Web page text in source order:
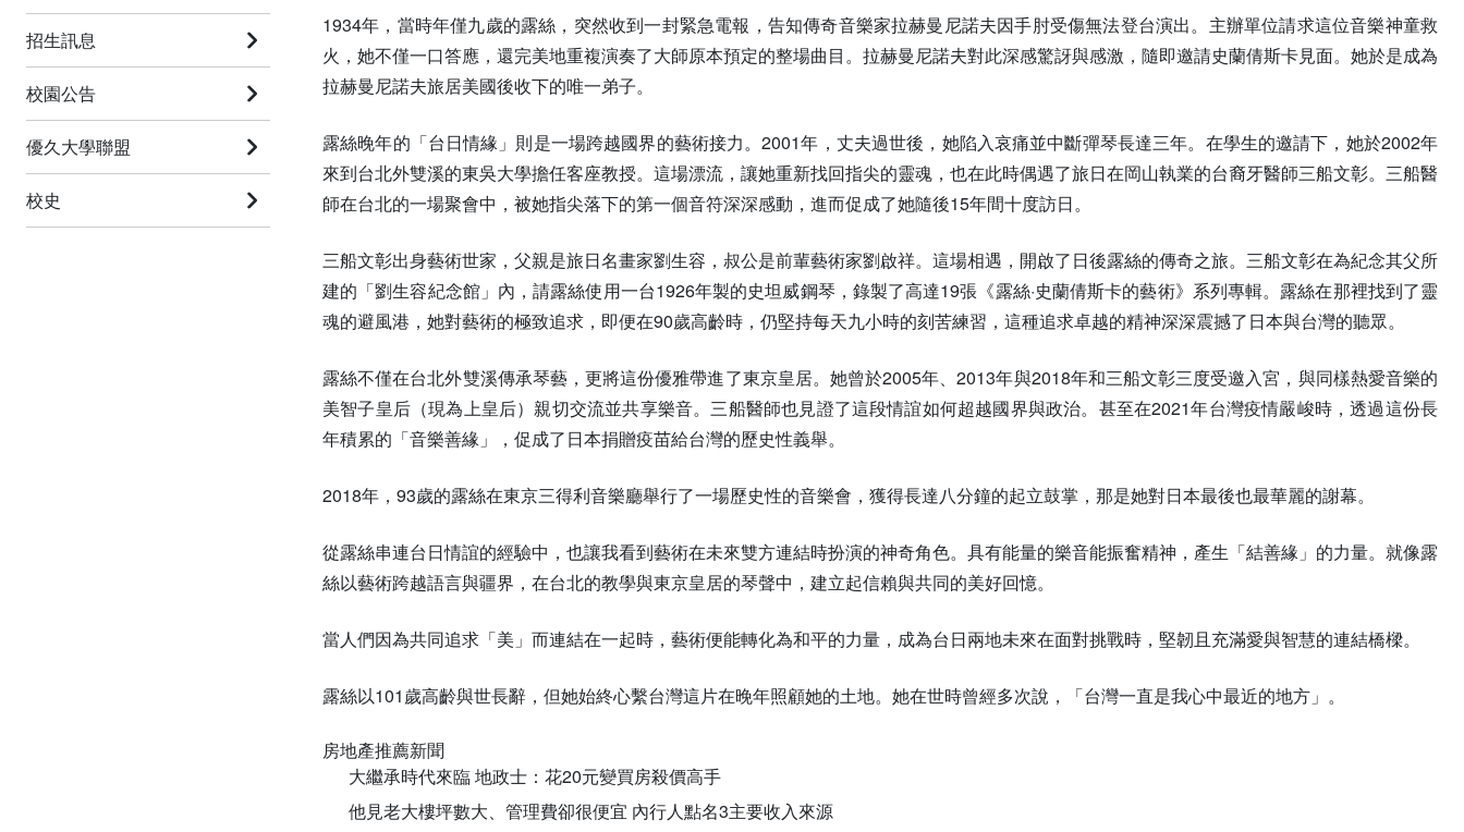
招生訊息
校園公告
優久大學聯盟
校史
1934年，當時年僅九歲的露絲，突然收到一封緊急電報，告知傳奇音樂家拉赫曼尼諾夫因手肘受傷無法登台演出。主辦單位請求這位音樂神童救
火，她不僅一口答應，還完美地重複演奏了大師原本預定的整場曲目。拉赫曼尼諾夫對此深感驚訝與感激，隨即邀請史蘭倩斯卡見面。她於是成為
拉赫曼尼諾夫旅居美國後收下的唯一弟子。
露絲晚年的「台日情緣」則是一場跨越國界的藝術接力。2001年，丈夫過世後，她陷入哀痛並中斷彈琴長達三年。在學生的邀請下，她於2002年
來到台北外雙溪的東吳大學擔任客座教授。這場漂流，讓她重新找回指尖的靈魂，也在此時偶遇了旅日在岡山執業的台裔牙醫師三船文彰。三船醫
師在台北的一場聚會中，被她指尖落下的第一個音符深深感動，進而促成了她隨後15年間十度訪日。
三船文彰出身藝術世家，父親是旅日名畫家劉生容，叔公是前輩藝術家劉啟祥。這場相遇，開啟了日後露絲的傳奇之旅。三船文彰在為紀念其父所
建的「劉生容紀念館」內，請露絲使用一台1926年製的史坦威鋼琴，錄製了高達19張《露絲·史蘭倩斯卡的藝術》系列專輯。露絲在那裡找到了靈
魂的避風港，她對藝術的極致追求，即便在90歲高齡時，仍堅持每天九小時的刻苦練習，這種追求卓越的精神深深震撼了日本與台灣的聽眾。
露絲不僅在台北外雙溪傳承琴藝，更將這份優雅帶進了東京皇居。她曾於2005年、2013年與2018年和三船文彰三度受邀入宮，與同樣熱愛音樂的
美智子皇后（現為上皇后）親切交流並共享樂音。三船醫師也見證了這段情誼如何超越國界與政治。甚至在2021年台灣疫情嚴峻時，透過這份長
年積累的「音樂善緣」，促成了日本捐贈疫苗給台灣的歷史性義舉。
2018年，93歲的露絲在東京三得利音樂廳舉行了一場歷史性的音樂會，獲得長達八分鐘的起立鼓掌，那是她對日本最後也最華麗的謝幕。
從露絲串連台日情誼的經驗中，也讓我看到藝術在未來雙方連結時扮演的神奇角色。具有能量的樂音能振奮精神，產生「結善緣」的力量。就像露
絲以藝術跨越語言與疆界，在台北的教學與東京皇居的琴聲中，建立起信賴與共同的美好回憶。
當人們因為共同追求「美」而連結在一起時，藝術便能轉化為和平的力量，成為台日兩地未來在面對挑戰時，堅韌且充滿愛與智慧的連結橋樑。
露絲以101歲高齡與世長辭，但她始終心繫台灣這片在晚年照顧她的土地。她在世時曾經多次說，「台灣一直是我心中最近的地方」。
房地產推薦新聞
大繼承時代來臨 地政士：花20元變買房殺價高手
他見老大樓坪數大、管理費卻很便宜 內行人點名3主要收入來源